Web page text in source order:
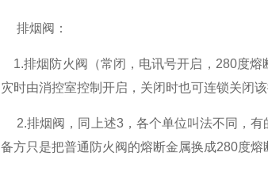
排烟阀：
1.排烟防火阀（常闭，电讯号开启，280度熔
灾时由消控室控制开启，关闭时也可连锁关闭
2.排烟阀，同上述3，各个单位叫法不同，有
备方只是把普通防火阀的熔断金属换成280度熔